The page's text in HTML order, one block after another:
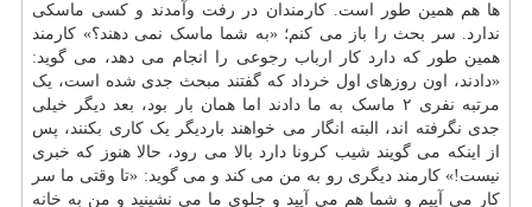
ها هم همین طور است. کارمندان در رفت وآمدند و کسی ماسکی
ندارد. سر بحث را باز می کنم؛ «به شما ماسک نمی دهند؟» کارمند
همین طور که دارد کار ارباب رجوعی را انجام می دهد، می گوید:
«دادند، اون روزهای اول خرداد که گفتند مبحث جدی شده است، یک
مرتبه نفری ۲ ماسک به ما دادند اما همان بار بود، بعد دیگر خیلی
جدی نگرفته اند، البته انگار می خواهند باردیگر یک کاری بکنند، پس
از اینکه می گویند شیب کرونا دارد بالا می رود، حالا هنوز که خبری
نیست!» کارمند دیگری رو به من می کند و می گوید: «تا وقتی ما سر
کار می آییم و شما هم می آیید و جلوی ما می نشینید و من به خانه